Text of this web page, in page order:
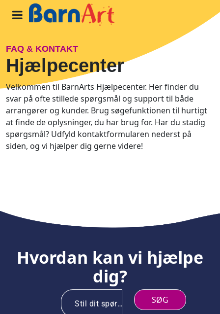
Hjem
Programmer
Om os
Blog
FAQ & KONTAKT
Hjælpecenter
Velkommen til BarnArts Hjælpecenter. Her finder du
svar på ofte stillede spørgsmål og support til både
arrangører og kunder. Brug søgefunktionen til hurtigt
at finde de oplysninger, du har brug for. Har du stadig
spørgsmål? Udfyld kontaktformularen nederst på
siden, og vi hjælper dig gerne videre!
Hvordan kan vi hjælpe
dig?
Stil dit spørgsmål SØG